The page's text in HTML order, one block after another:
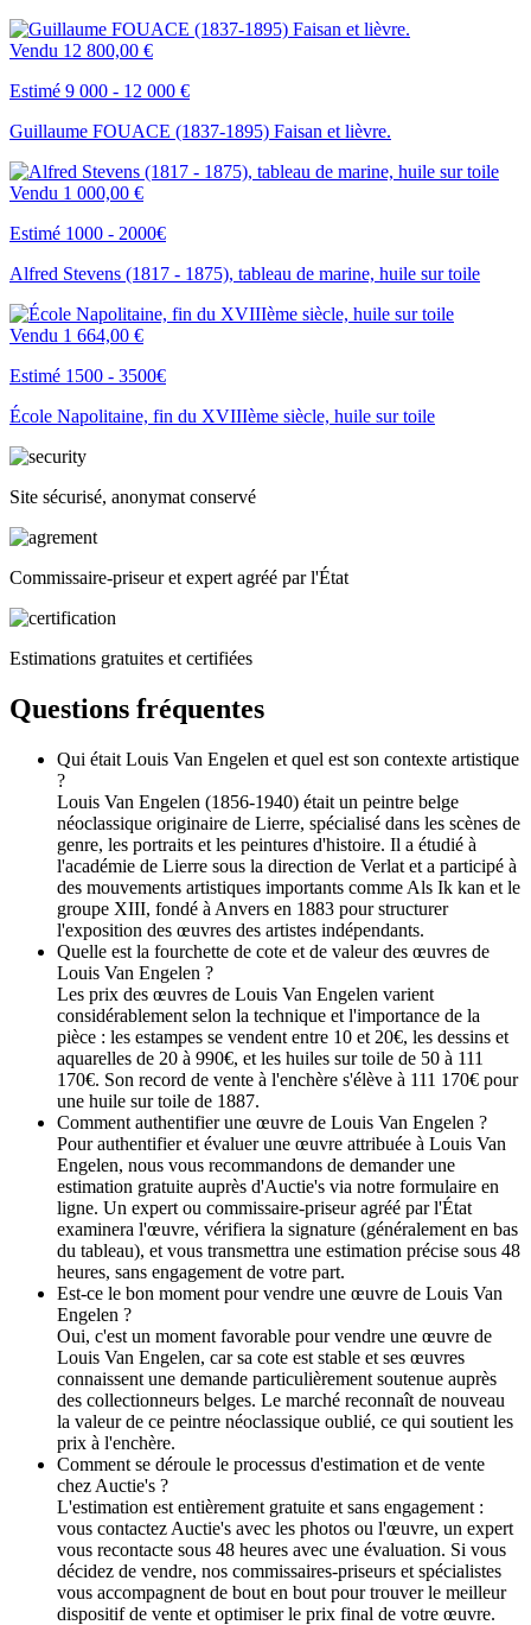
Vendu 12 800,00 €
Estimé 9 000 - 12 000 €
Guillaume FOUACE (1837-1895) Faisan et lièvre.
Vendu 1 000,00 €
Estimé 1000 - 2000€
Alfred Stevens (1817 - 1875), tableau de marine, huile sur toile
Vendu 1 664,00 €
Estimé 1500 - 3500€
École Napolitaine, fin du XVIIIème siècle, huile sur toile
Site sécurisé, anonymat conservé
Commissaire-priseur et expert agréé par l'État
Estimations gratuites et certifiées
Questions fréquentes
Qui était Louis Van Engelen et quel est son contexte artistique
?
Louis Van Engelen (1856-1940) était un peintre belge
néoclassique originaire de Lierre, spécialisé dans les scènes de
genre, les portraits et les peintures d'histoire. Il a étudié à
l'académie de Lierre sous la direction de Verlat et a participé à
des mouvements artistiques importants comme Als Ik kan et le
groupe XIII, fondé à Anvers en 1883 pour structurer
l'exposition des œuvres des artistes indépendants.
Quelle est la fourchette de cote et de valeur des œuvres de
Louis Van Engelen ?
Les prix des œuvres de Louis Van Engelen varient
considérablement selon la technique et l'importance de la
pièce : les estampes se vendent entre 10 et 20€, les dessins et
aquarelles de 20 à 990€, et les huiles sur toile de 50 à 111
170€. Son record de vente à l'enchère s'élève à 111 170€ pour
une huile sur toile de 1887.
Comment authentifier une œuvre de Louis Van Engelen ?
Pour authentifier et évaluer une œuvre attribuée à Louis Van
Engelen, nous vous recommandons de demander une
estimation gratuite auprès d'Auctie's via notre formulaire en
ligne. Un expert ou commissaire-priseur agréé par l'État
examinera l'œuvre, vérifiera la signature (généralement en bas
du tableau), et vous transmettra une estimation précise sous 48
heures, sans engagement de votre part.
Est-ce le bon moment pour vendre une œuvre de Louis Van
Engelen ?
Oui, c'est un moment favorable pour vendre une œuvre de
Louis Van Engelen, car sa cote est stable et ses œuvres
connaissent une demande particulièrement soutenue auprès
des collectionneurs belges. Le marché reconnaît de nouveau
la valeur de ce peintre néoclassique oublié, ce qui soutient les
prix à l'enchère.
Comment se déroule le processus d'estimation et de vente
chez Auctie's ?
L'estimation est entièrement gratuite et sans engagement :
vous contactez Auctie's avec les photos ou l'œuvre, un expert
vous recontacte sous 48 heures avec une évaluation. Si vous
décidez de vendre, nos commissaires-priseurs et spécialistes
vous accompagnent de bout en bout pour trouver le meilleur
dispositif de vente et optimiser le prix final de votre œuvre.